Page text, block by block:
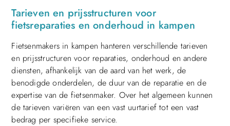
Tarieven en prijsstructuren voor
fietsreparaties en onderhoud in kampen
Fietsenmakers in kampen hanteren verschillende tarieven
en prijsstructuren voor reparaties, onderhoud en andere
diensten, afhankelijk van de aard van het werk, de
benodigde onderdelen, de duur van de reparatie en de
expertise van de fietsenmaker. Over het algemeen kunnen
de tarieven variëren van een vast uurtarief tot een vast
bedrag per specifieke service.